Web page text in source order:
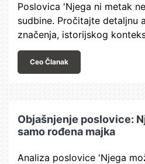
Poslovica 'Njega ni metak
sudbine. Pročitajte detaljnu
značenja, istorijskog
Ceo Članak
Objašnjenje poslovice:
samo rođena majka
Analiza poslovice 'Njega